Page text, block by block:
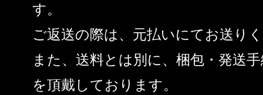
す。
ご返送の際は、元払いにてお送り
また、送料とは別に、梱包・発送
を頂戴しております。